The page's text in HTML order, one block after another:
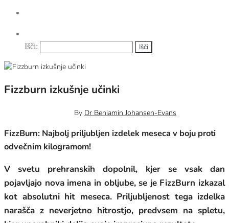
Išči:
Fizzburn izkušnje učinki
By Dr Beniamin Johansen-Evans
FizzBurn: Najbolj priljubljen izdelek meseca v boju proti
odvečnim kilogramom!
V svetu prehranskih dopolnil, kjer se vsak dan
pojavljajo nova imena in obljube, se je FizzBurn izkazal
kot absolutni hit meseca. Priljubljenost tega izdelka
narašča z neverjetno hitrostjo, predvsem na spletu,